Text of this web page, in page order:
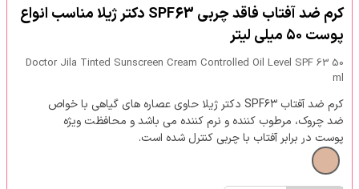
کرم ضد آفتاب فاقد چربی SPF63 دکتر ژیلا مناسب انواع
پوست ۵۰ میلی لیتر
Doctor Jila Tinted Sunscreen Cream Controlled Oil Level SPF 63 50
ml
کرم ضد آفتاب SPF۶۳ دکتر ژیلا حاوی عصاره های گیاهی با خواص
ضد چروک، مرطوب کننده و نرم کننده می باشد و محافظت ویژه
پوست در برابر آفتاب با چربی کنترل شده است.